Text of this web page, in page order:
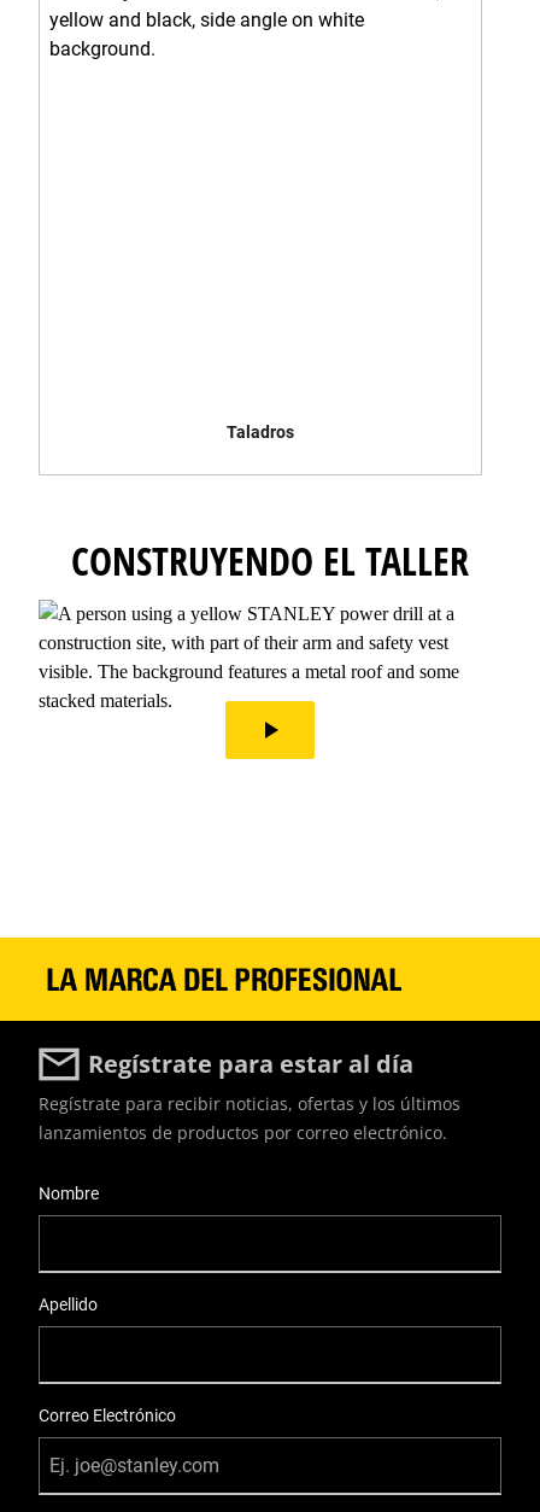
Taladros
CONSTRUYENDO EL TALLER
play_arrow
Regístrate para estar al día
Regístrate para recibir noticias, ofertas y los últimos
lanzamientos de productos por correo electrónico.
Nombre
Apellido
Correo Electrónico